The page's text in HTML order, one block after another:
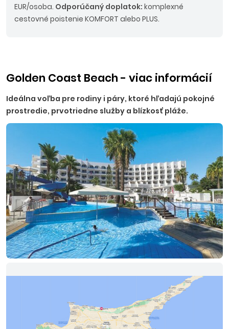
EUR/osoba. Odporúčaný doplatok: komplexné
cestovné poistenie KOMFORT alebo PLUS.
Golden Coast Beach - viac informácií
Ideálna voľba pre rodiny i páry, ktoré hľadajú pokojné
prostredie, prvotriedne služby a blízkosť pláže.